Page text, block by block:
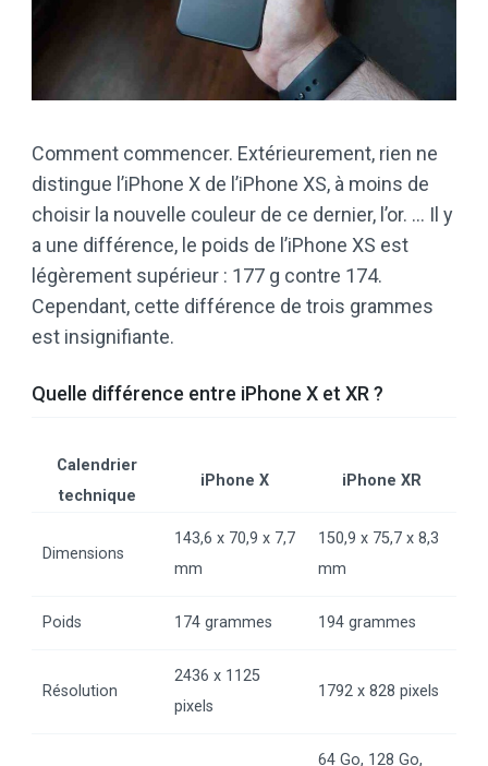
Comment commencer. Extérieurement, rien ne
distingue l’iPhone X de l’iPhone XS, à moins de
choisir la nouvelle couleur de ce dernier, l’or. … Il y
a une différence, le poids de l’iPhone XS est
légèrement supérieur : 177 g contre 174.
Cependant, cette différence de trois grammes
est insignifiante.
Quelle différence entre iPhone X et XR ?
Calendrier
technique
iPhone X iPhone XR
Dimensions
143,6 x 70,9 x 7,7
mm
150,9 x 75,7 x 8,3
mm
Poids 174 grammes 194 grammes
Résolution
2436 x 1125
pixels
1792 x 828 pixels
64 Go, 128 Go,